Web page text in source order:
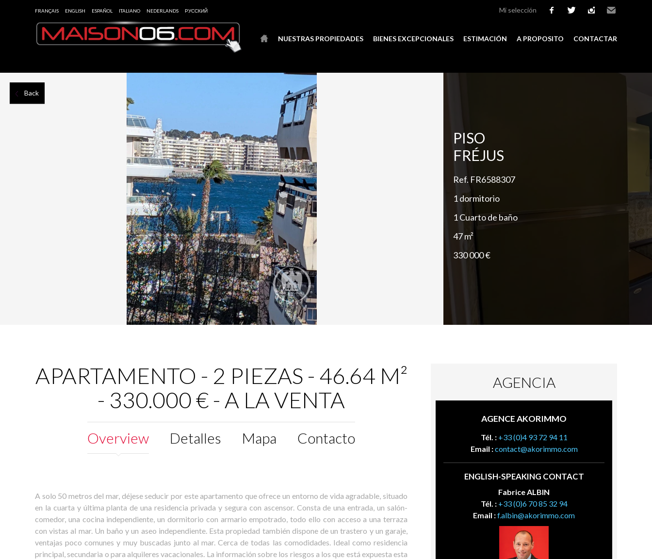
FRANÇAIS ENGLISH ESPAÑOL ITALIANO NEDERLANDS РУССКИЙ Mi selección
NUESTRAS PROPIEDADES BIENES EXCEPCIONALES ESTIMACIÓN A PROPOSITO CONTACTAR
Back
PISO
FRÉJUS
Ref. FR6588307
1 dormitorio
1 Cuarto de baño
47 m²
330 000 €
APARTAMENTO - 2 PIEZAS - 46.64 M²
- 330.000 € - A LA VENTA
Overview Detalles Mapa Contacto
A solo 50 metros del mar, déjese seducir por este apartamento que ofrece un entorno de vida agradable, situado
en la cuarta y última planta de una residencia privada y segura con ascensor. Consta de una entrada, un salón-
comedor, una cocina independiente, un dormitorio con armario empotrado, todo ello con acceso a una terraza
con vistas al mar. Un baño y un aseo independiente. Esta propiedad también dispone de un trastero y un garaje,
ventajas poco comunes y muy buscadas junto al mar. Cerca de todas las comodidades. Ideal como residencia
principal, secundaria o para alquileres vacacionales. La información sobre los riesgos a los que está expuesta esta
AGENCIA
AGENCE AKORIMMO
Tél. : +33 (0)4 93 72 94 11
Email :contact@akorimmo.com
ENGLISH-SPEAKING CONTACT
Fabrice ALBIN
Tél. : +33 (0)6 70 85 32 94
Email :f.albin@akorimmo.com